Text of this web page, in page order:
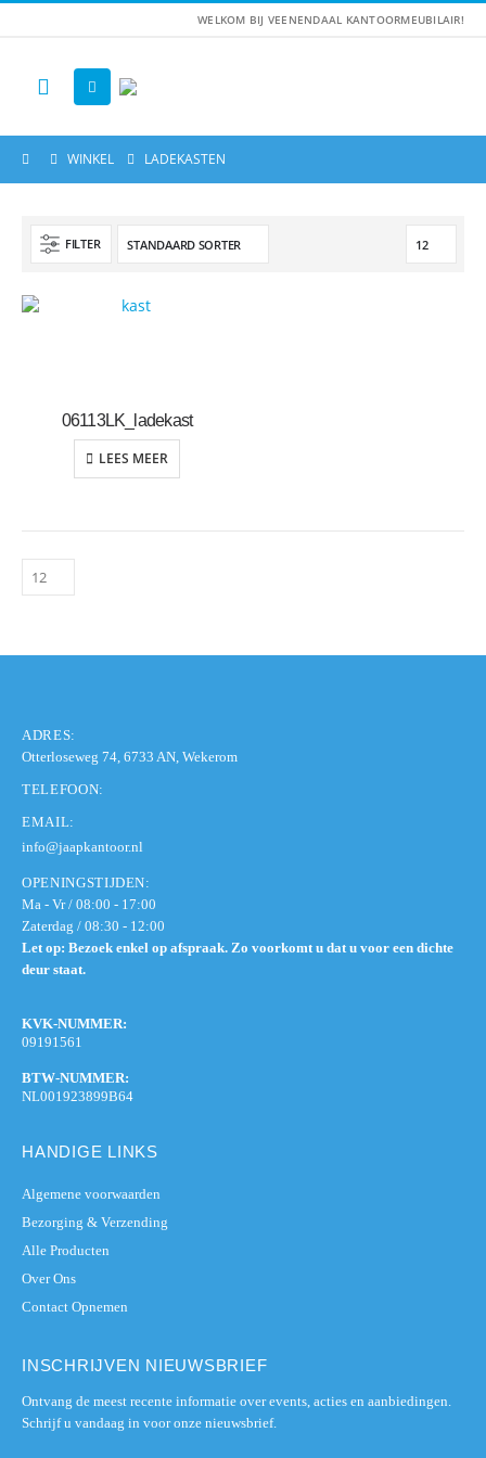
WELKOM BIJ VEENENDAAL KANTOORMEUBILAIR!
WINKEL LADEKASTEN
FILTER
06113LK_ladekast
LEES MEER
ADRES:
Otterloseweg 74, 6733 AN, Wekerom
TELEFOON:
EMAIL:
info@jaapkantoor.nl
OPENINGSTIJDEN:
Ma - Vr / 08:00 - 17:00
Zaterdag / 08:30 - 12:00
Let op: Bezoek enkel op afspraak. Zo voorkomt u dat u voor een dichte
deur staat.
KVK-NUMMER:
09191561
BTW-NUMMER:
NL001923899B64
HANDIGE LINKS
Algemene voorwaarden
Bezorging & Verzending
Alle Producten
Over Ons
Contact Opnemen
INSCHRIJVEN NIEUWSBRIEF
Ontvang de meest recente informatie over events, acties en aanbiedingen.
Schrijf u vandaag in voor onze nieuwsbrief.